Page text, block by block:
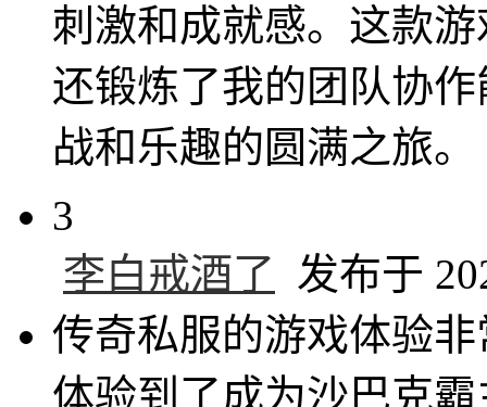
刺激和成就感。这款
还锻炼了我的团队协
战和乐趣的圆满之旅。
3
李白戒酒了
发布于
传奇私服的游戏体验
体验到了成为沙巴克